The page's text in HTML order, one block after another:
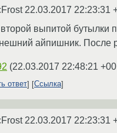
22.03.2017 22:23:31
выпитой бутылки
айпишник. После
(22.03.2017 22:48:21
ответ
Ссылка
22.03.2017 22:23:31